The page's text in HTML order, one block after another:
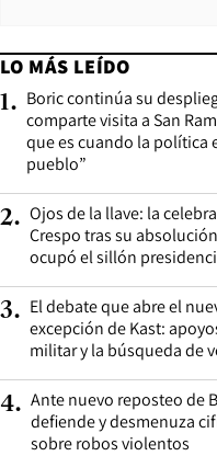
LO MÁS LEÍDO
1. Boric continúa su
comparte visita a San
que es cuando la política
pueblo”
2. Ojos de la llave: la
Crespo tras su
ocupó el sillón
3. El debate que abre el
excepción de Kast:
militar y la búsqueda de
4. Ante nuevo reposteo de
defiende y desmenuza
sobre robos violentos